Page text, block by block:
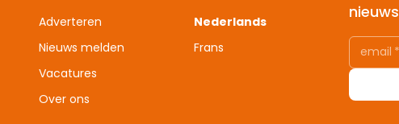
Adverteren
Nieuws melden
Vacatures
Over ons
Nederlands
Frans
email *